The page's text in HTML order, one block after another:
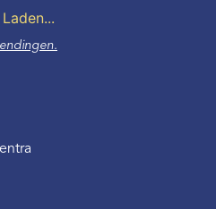
Laden...